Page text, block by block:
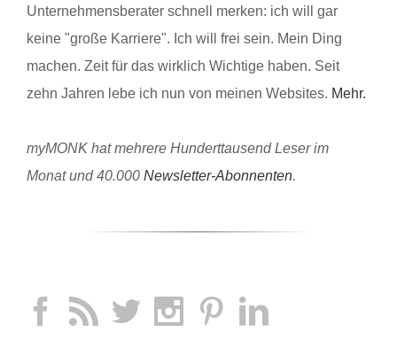
Unternehmensberater schnell merken: ich will gar
keine "große Karriere". Ich will frei sein. Mein Ding
machen. Zeit für das wirklich Wichtige haben. Seit
zehn Jahren lebe ich nun von meinen Websites. Mehr.
myMONK hat mehrere Hunderttausend Leser im
Monat und 40.000 Newsletter-Abonnenten.